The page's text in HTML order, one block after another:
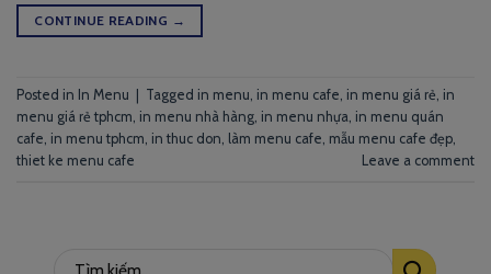
CONTINUE READING →
Posted in In Menu Tagged in menu, in menu cafe, in menu giá rẻ, in
menu giá rẻ tphcm, in menu nhà hàng, in menu nhựa, in menu quán
cafe, in menu tphcm, in thuc don, làm menu cafe, mẫu menu cafe đẹp,
thiet ke menu cafe
Leave a comment